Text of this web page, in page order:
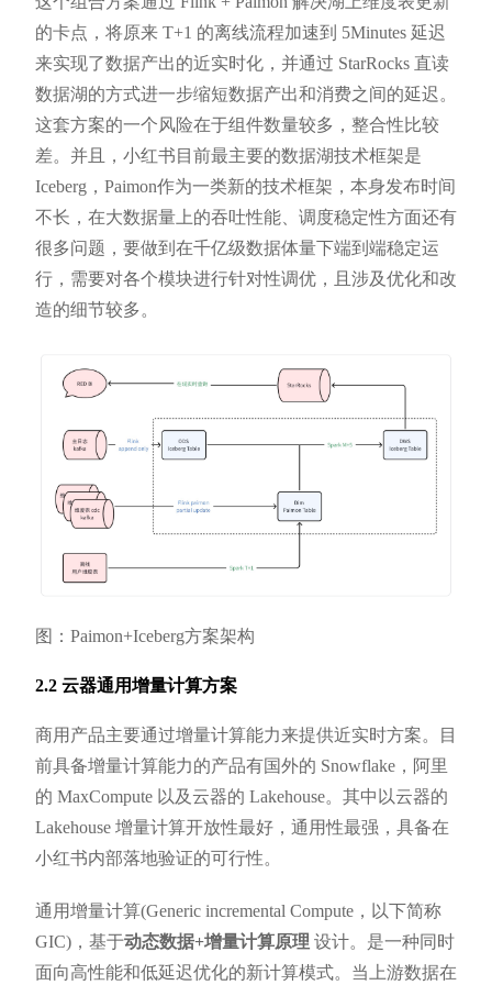
的卡点，将原来 T+1 的离线流程加速到 5Minutes 延迟
来实现了数据产出的近实时化，并通过 StarRocks 直读
数据湖的方式进一步缩短数据产出和消费之间的延迟。
这套方案的一个风险在于组件数量较多，整合性比较
差。并且，小红书目前最主要的数据湖技术框架是
Iceberg，Paimon作为一类新的技术框架，本身发布时间
不长，在大数据量上的吞吐性能、调度稳定性方面还有
很多问题，要做到在千亿级数据体量下端到端稳定运
行，需要对各个模块进行针对性调优，且涉及优化和改
造的细节较多。
图：Paimon+Iceberg方案架构
2.2 云器通用增量计算方案
商用产品主要通过增量计算能力来提供近实时方案。目
前具备增量计算能力的产品有国外的 Snowflake，阿里
的 MaxCompute 以及云器的 Lakehouse。其中以云器的
Lakehouse 增量计算开放性最好，通用性最强，具备在
小红书内部落地验证的可行性。
通用增量计算(Generic incremental Compute，以下简称
GIC)，基于动态数据+增量计算原理 设计。是一种同时
面向高性能和低延迟优化的新计算模式。当上游数据在